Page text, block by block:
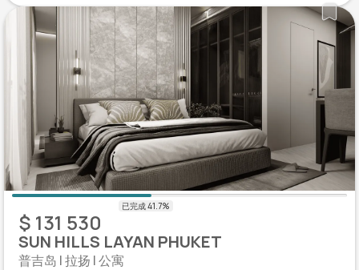
$ 131 530
SUN HILLS LAYAN PHUKET
普吉岛 | 拉扬 | 公寓